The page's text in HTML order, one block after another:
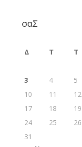
σαΣ
Δ Τ Τ
3
4 5
10
11 12
17
18 19
24
25 26
31